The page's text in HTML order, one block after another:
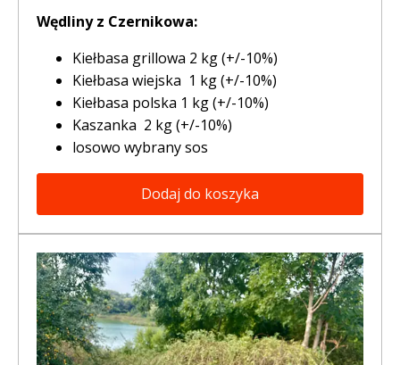
Wędliny z Czernikowa:
Kiełbasa grillowa 2 kg (+/-10%)
Kiełbasa wiejska 1 kg (+/-10%)
Kiełbasa polska 1 kg (+/-10%)
Kaszanka 2 kg (+/-10%)
losowo wybrany sos
Dodaj do koszyka